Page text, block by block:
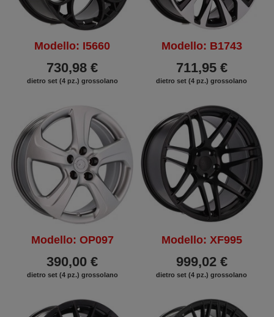
Modello: I5660
730,98 €
dietro set (4 pz.) grossolano
Modello: B1743
711,95 €
dietro set (4 pz.) grossolano
Modello: OP097
390,00 €
dietro set (4 pz.) grossolano
Modello: XF995
999,02 €
dietro set (4 pz.) grossolano